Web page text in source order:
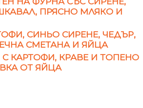
ПРЯСНО МЛЯКО И
СИНЬО СИРЕНЕ, ЧЕДЪР,
СМЕТАНА И ЯЙЦА
С КАРТОФИ, КРАВЕ И ТОПЕНО
ОТ ЯЙЦА